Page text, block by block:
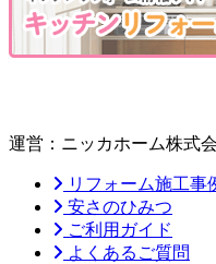
運営：ニッカホーム株式
リフォーム施工事
安さのひみつ
ご利用ガイド
よくあるご質問